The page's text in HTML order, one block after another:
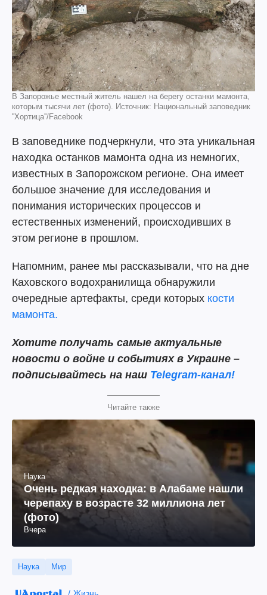
В Запорожье местный житель нашел на берегу останки мамонта,
которым тысячи лет (фото). Источник: Национальный заповедник
''Хортица''/Facebook
В заповеднике подчеркнули, что эта уникальная
находка останков мамонта одна из немногих,
известных в Запорожском регионе. Она имеет
большое значение для исследования и
понимания исторических процессов и
естественных изменений, происходивших в
этом регионе в прошлом.
Напомним, ранее мы рассказывали, что на дне
Каховского водохранилища обнаружили
очередные артефакты, среди которых кости
мамонта.
Хотите получать самые актуальные
новости о войне и событиях в Украине –
подписывайтесь на наш Telegram-канал!
Читайте также
Наука
Очень редкая находка: в Алабаме нашли
черепаху в возрасте 32 миллиона лет
(фото)
Вчера
Наука Мир